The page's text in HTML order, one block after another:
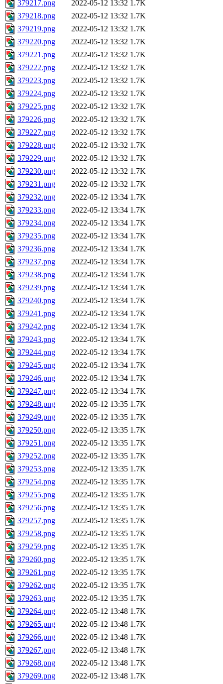
379217.png 2022-05-12 13:32 1.7K
379218.png
2022-05-12 13:32 1.7K
379219.png
2022-05-12 13:32 1.7K
379220.png
2022-05-12 13:32 1.7K
379221.png
2022-05-12 13:32 1.7K
379222.png
2022-05-12 13:32 1.7K
379223.png
2022-05-12 13:32 1.7K
379224.png
2022-05-12 13:32 1.7K
379225.png
2022-05-12 13:32 1.7K
379226.png
2022-05-12 13:32 1.7K
379227.png
2022-05-12 13:32 1.7K
379228.png
2022-05-12 13:32 1.7K
379229.png
2022-05-12 13:32 1.7K
379230.png
2022-05-12 13:32 1.7K
379231.png
2022-05-12 13:32 1.7K
379232.png
2022-05-12 13:34 1.7K
379233.png
2022-05-12 13:34 1.7K
379234.png
2022-05-12 13:34 1.7K
379235.png
2022-05-12 13:34 1.7K
379236.png
2022-05-12 13:34 1.7K
379237.png
2022-05-12 13:34 1.7K
379238.png
2022-05-12 13:34 1.7K
379239.png
2022-05-12 13:34 1.7K
379240.png
2022-05-12 13:34 1.7K
379241.png
2022-05-12 13:34 1.7K
379242.png
2022-05-12 13:34 1.7K
379243.png
2022-05-12 13:34 1.7K
379244.png
2022-05-12 13:34 1.7K
379245.png
2022-05-12 13:34 1.7K
379246.png
2022-05-12 13:34 1.7K
379247.png
2022-05-12 13:34 1.7K
379248.png
2022-05-12 13:35 1.7K
379249.png
2022-05-12 13:35 1.7K
379250.png
2022-05-12 13:35 1.7K
379251.png
2022-05-12 13:35 1.7K
379252.png
2022-05-12 13:35 1.7K
379253.png
2022-05-12 13:35 1.7K
379254.png
2022-05-12 13:35 1.7K
379255.png
2022-05-12 13:35 1.7K
379256.png
2022-05-12 13:35 1.7K
379257.png
2022-05-12 13:35 1.7K
379258.png
2022-05-12 13:35 1.7K
379259.png
2022-05-12 13:35 1.7K
379260.png
2022-05-12 13:35 1.7K
379261.png
2022-05-12 13:35 1.7K
379262.png
2022-05-12 13:35 1.7K
379263.png
2022-05-12 13:35 1.7K
379264.png
2022-05-12 13:48 1.7K
379265.png
2022-05-12 13:48 1.7K
379266.png
2022-05-12 13:48 1.7K
379267.png
2022-05-12 13:48 1.7K
379268.png
2022-05-12 13:48 1.7K
379269.png
2022-05-12 13:48 1.7K